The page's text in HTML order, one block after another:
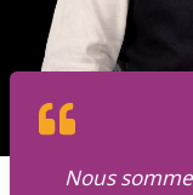
Nous